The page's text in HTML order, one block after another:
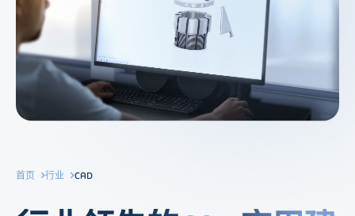
首页 行业 CAD